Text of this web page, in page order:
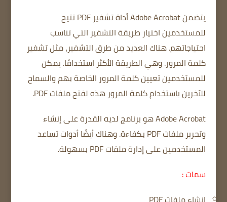
يتضمن Adobe Acrobat أداة تشفير PDF تتيح
للمستخدمين اختيار طريقة التشفير التي تناسب
احتياجاتهم.هناك العديد من طرق التشفير، مثل تشفير
كلمة المرور. وهي الطريقة الأكثر استخدامًا.يمكن
للمستخدمين تعيين كلمة المرور الخاصة بهم والسماح
للآخرين باستخدام كلمة المرور هذه لفتح ملفات PDF.
Adobe Acrobat هو برنامج لديه القدرة على إنشاء
وتحرير ملفات PDF بكفاءة.
وهناك أيضًا أدوات تساعد
المستخدمين على إدارة ملفات PDF بسهولة.
سمات :